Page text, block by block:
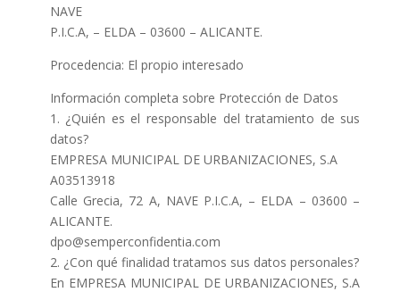
NAVE
P.I.C.A, – ELDA – 03600 – ALICANTE.
Procedencia: El propio interesado
Información completa sobre Protección de Datos
1. ¿Quién es el responsable del tratamiento de sus
datos?
EMPRESA MUNICIPAL DE URBANIZACIONES, S.A
A03513918
Calle Grecia, 72 A, NAVE P.I.C.A, – ELDA – 03600 –
ALICANTE.
dpo@semperconfidentia.com
2. ¿Con qué finalidad tratamos sus datos personales?
En EMPRESA MUNICIPAL DE URBANIZACIONES, S.A